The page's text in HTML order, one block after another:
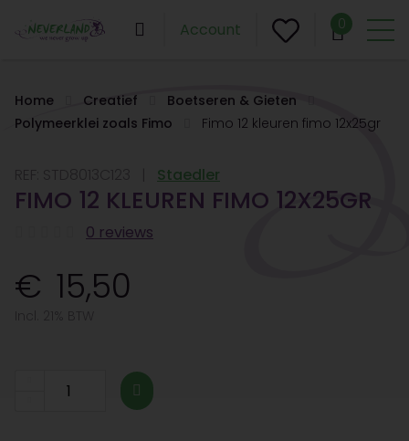
Account 0
Home Creatief
Boetseren & Gieten
Polymeerklei zoals Fimo
Fimo 12 kleuren fimo 12x25gr
Staedler
FIMO 12 KLEUREN FIMO 12X25GR
0 reviews
15,50